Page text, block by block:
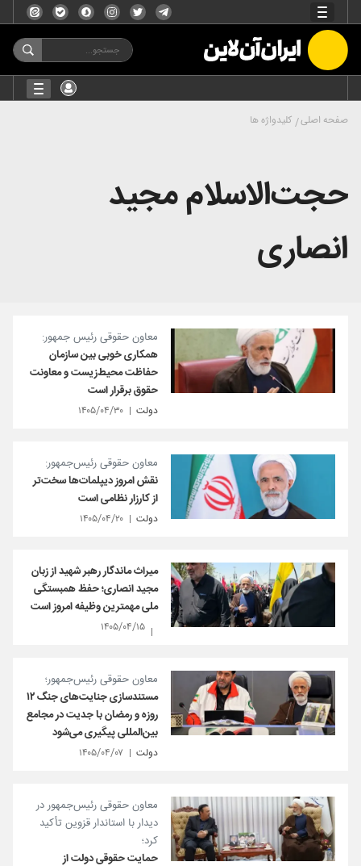
صفحه اصلی کلیدواژه ها
حجت‌الاسلام مجید
انصاری
معاون حقوقی رئیس جمهور:
همکاری خوبی بین سازمان
حفاظت محیط‌زیست و معاونت
حقوق برقرار است
دولت ۱۴۰۵/۰۴/۳۰
معاون حقوقی رئیس‌جمهور:
نقش امروز دیپلمات‌ها سخت‌تر
از کارزار نظامی است
دولت ۱۴۰۵/۰۴/۲۰
میراث ماندگار رهبر شهید از زبان
مجید انصاری؛ حفظ همبستگی
ملی مهمترین وظیفه امروز است
۱۴۰۵/۰۴/۱۵
معاون حقوقی رئیس‌جمهور؛
مستندسازی جنایت‌های جنگ ۱۲
روزه و رمضان با جدیت در مجامع
بین‌المللی پیگیری می‌شود
دولت ۱۴۰۵/۰۴/۰۷
معاون حقوقی رئیس‌جمهور در
دیدار با استاندار قزوین تأکید
کرد؛
حمایت حقوقی دولت از